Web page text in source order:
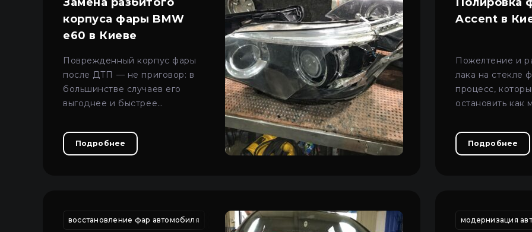
корпуса фары BMW
e60 в Киеве
Поврежденный корпус фары
после ДТП — не приговор: в
большинстве случаев его
выгоднее и быстрее
фару целиком.
Подробнее
Accent в
Пожелтение и
лака на стекле
процесс,
остановить как
внешний вид
Подробнее
восстановление фар автомобиля ремонт трещин фар автомобиля восстановление трещин фар автомобиля
модернизация